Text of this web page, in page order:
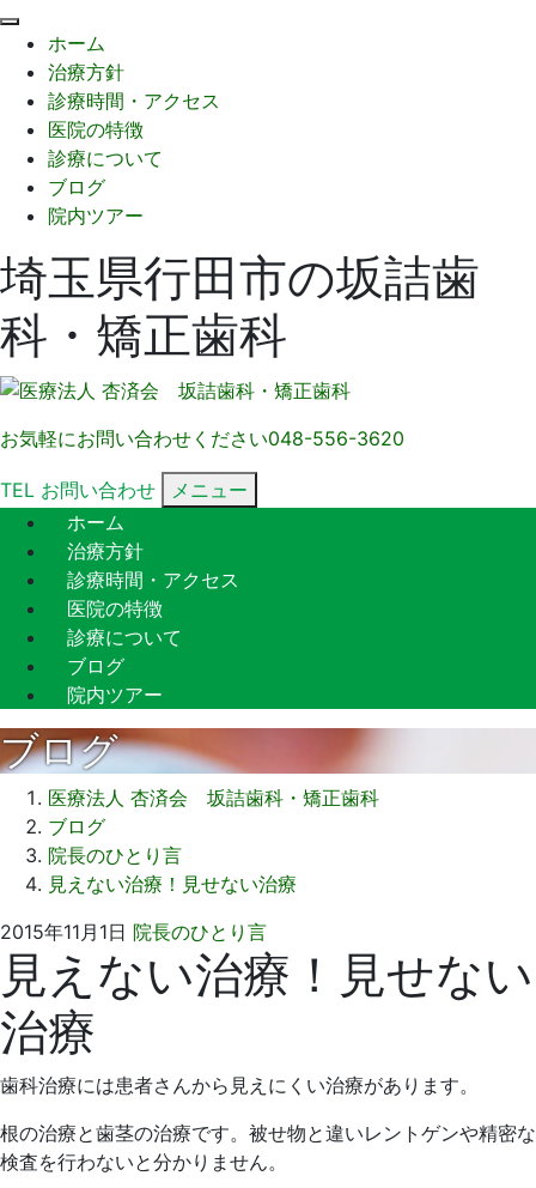
ホーム
治療方針
診療時間・アクセス
医院の特徴
診療について
ブログ
院内ツアー
埼玉県行田市の坂詰歯
科・矯正歯科
お気軽にお問い合わせください048-556-3620
TEL お問い合わせ
メニュー
ホーム
治療方針
診療時間・アクセス
医院の特徴
診療について
ブログ
院内ツアー
ブログ
医療法人 杏済会 坂詰歯科・矯正歯科
ブログ
院長のひとり言
見えない治療！見せない治療
2015年11月1日 院長のひとり言2015
年
11
日
坂
詰
歯
院
見えない治療！見せない
治療
歯科治療には患者さんから見えにくい治療があります。
根の治療と歯茎の治療です。被せ物と違いレントゲンや精密な
検査を行わないと分かりません。